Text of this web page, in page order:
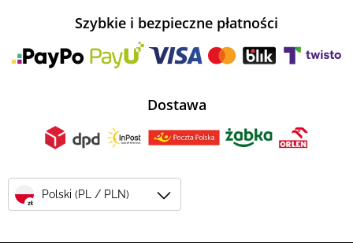
Szybkie i bezpieczne płatności
Dostawa
zł
Polski (PL / PLN)